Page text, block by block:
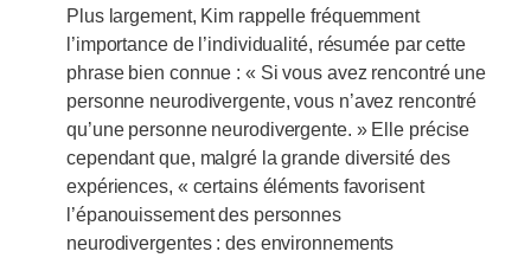
Plus largement, Kim rappelle fréquemment
l’importance de l’individualité, résumée par cette
phrase bien connue : « Si vous avez rencontré une
personne neurodivergente, vous n’avez rencontré
qu’une personne neurodivergente. » Elle précise
cependant que, malgré la grande diversité des
expériences, « certains éléments favorisent
l’épanouissement des personnes
neurodivergentes : des environnements